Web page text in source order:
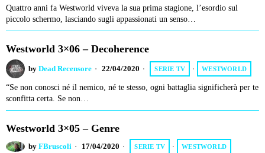
Quattro anni fa Westworld viveva la sua prima stagione, l’esordio sul
piccolo schermo, lasciando sugli appassionati un senso…
Westworld 3×06 – Decoherence
by Dead Recensore 22/04/2020 SERIE TV · WESTWORLD
“Se non conosci né il nemico, né te stesso, ogni battaglia significherà per te
sconfitta certa. Se non…
Westworld 3×05 – Genre
by FBruscoli 17/04/2020 SERIE TV · WESTWORLD